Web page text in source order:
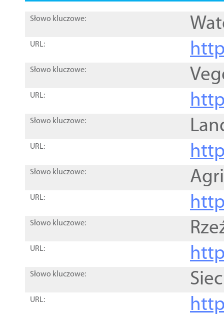
Słowo kluczowe:
URL:
Słowo kluczowe:
URL:
Słowo kluczowe:
URL:
Słowo kluczowe:
URL:
Słowo kluczowe:
URL:
Słowo kluczowe:
URL: